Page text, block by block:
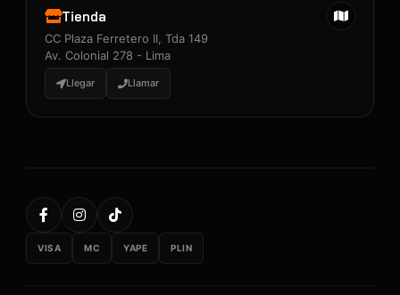
Tienda
CC Plaza Ferretero II, Tda 149
Av. Colonial 278 - Lima
Llegar Llamar
VISA MC YAPE PLIN